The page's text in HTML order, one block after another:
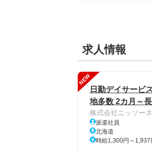
求人情報
NEW
日勤デイサービ
地多数 2カ月～
株式会社ニッソー
派遣社員
北海道
時給1,300円～1,937